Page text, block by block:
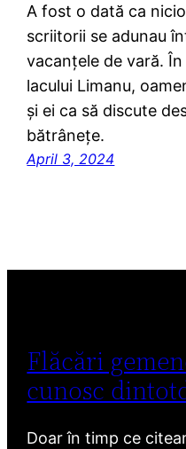
A fost o dată ca
scriitorii se adunau
vacanțele de vară.
lacului Limanu,
și ei ca să discute
bătrânețe.
April 3, 2024
Flăcări
cunosc
Doar în timp ce